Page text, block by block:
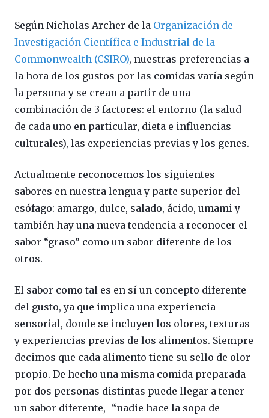
Según Nicholas Archer de la Organización de
Investigación Científica e Industrial de la
Commonwealth (CSIRO), nuestras preferencias a
la hora de los gustos por las comidas varía según
la persona y se crean a partir de una
combinación de 3 factores: el entorno (la salud
de cada uno en particular, dieta e influencias
culturales), las experiencias previas y los genes.
Actualmente reconocemos los siguientes
sabores en nuestra lengua y parte superior del
esófago: amargo, dulce, salado, ácido, umami y
también hay una nueva tendencia a reconocer el
sabor “graso” como un sabor diferente de los
otros.
El sabor como tal es en sí un concepto diferente
del gusto, ya que implica una experiencia
sensorial, donde se incluyen los olores, texturas
y experiencias previas de los alimentos. Siempre
decimos que cada alimento tiene su sello de olor
propio. De hecho una misma comida preparada
por dos personas distintas puede llegar a tener
un sabor diferente, -“nadie hace la sopa de